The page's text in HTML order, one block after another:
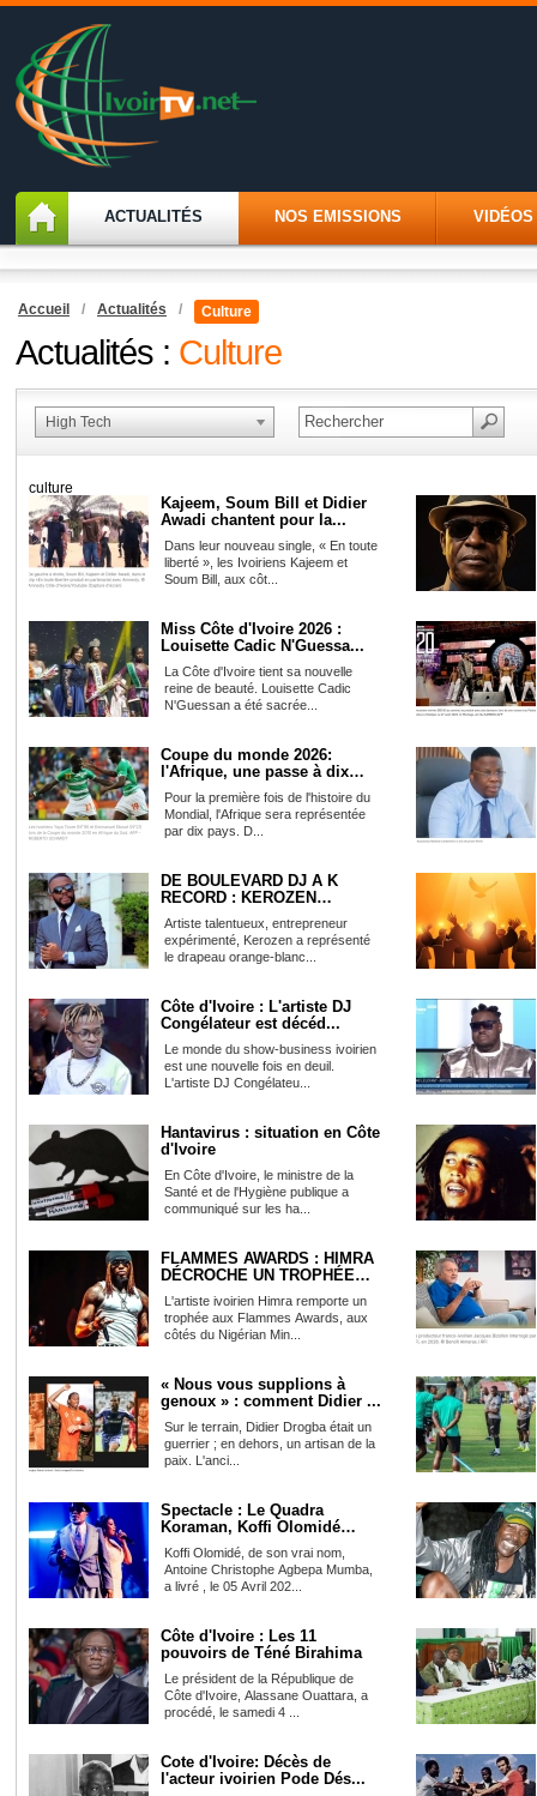
ACTUALITÉS NOS EMISSIONS VIDÉOS
Accueil / Actualités / Culture
Actualités : Culture
High Tech
culture
Kajeem, Soum Bill et Didier
Awadi chantent pour la...
Dans leur nouveau single, « En toute
liberté », les Ivoiriens Kajeem et
Soum Bill, aux côt...
Miss Côte d'Ivoire 2026 :
Louisette Cadic N'Guessa...
La Côte d'Ivoire tient sa nouvelle
reine de beauté. Louisette Cadic
N'Guessan a été sacrée...
Coupe du monde 2026:
l'Afrique, une passe à dix
po...
Pour la première fois de l'histoire du
Mondial, l'Afrique sera représentée
par dix pays. D...
DE BOULEVARD DJ À K
RECORD : KEROZEN
PARTAGE SA RE...
Artiste talentueux, entrepreneur
expérimenté, Kerozen a représenté
le drapeau orange-blanc...
Côte d'Ivoire : L'artiste DJ
Congélateur est décéd...
Le monde du show-business ivoirien
est une nouvelle fois en deuil.
L'artiste DJ Congélateu...
Hantavirus : situation en Côte
d'Ivoire
En Côte d'Ivoire, le ministre de la
Santé et de l'Hygiène publique a
communiqué sur les ha...
FLAMMES AWARDS : HIMRA
DÉCROCHE UN TROPHÉE
AVEC « ...
L'artiste ivoirien Himra remporte un
trophée aux Flammes Awards, aux
côtés du Nigérian Min...
« Nous vous supplions à
genoux » : comment Didier ...
Sur le terrain, Didier Drogba était un
guerrier ; en dehors, un artisan de la
paix. L'anci...
Spectacle : Le Quadra
Koraman, Koffi Olomidé
élect...
Koffi Olomidé, de son vrai nom,
Antoine Christophe Agbepa Mumba,
a livré , le 05 Avril 202...
Côte d'Ivoire : Les 11
pouvoirs de Téné Birahima
Le président de la République de
Côte d'Ivoire, Alassane Ouattara, a
procédé, le samedi 4 ...
Cote d'Ivoire: Décès de
l'acteur ivoirien Pode Dés...